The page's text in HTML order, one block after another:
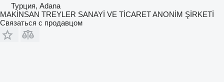
Турция, Adana
MAKİNSAN TREYLER SANAYİ VE TİCARET ANONİM ŞİRKETİ
Связаться с продавцом